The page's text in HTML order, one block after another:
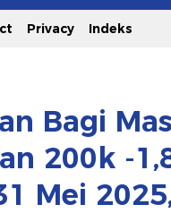
Privacy Indeks
Bagi
200k -
Mei